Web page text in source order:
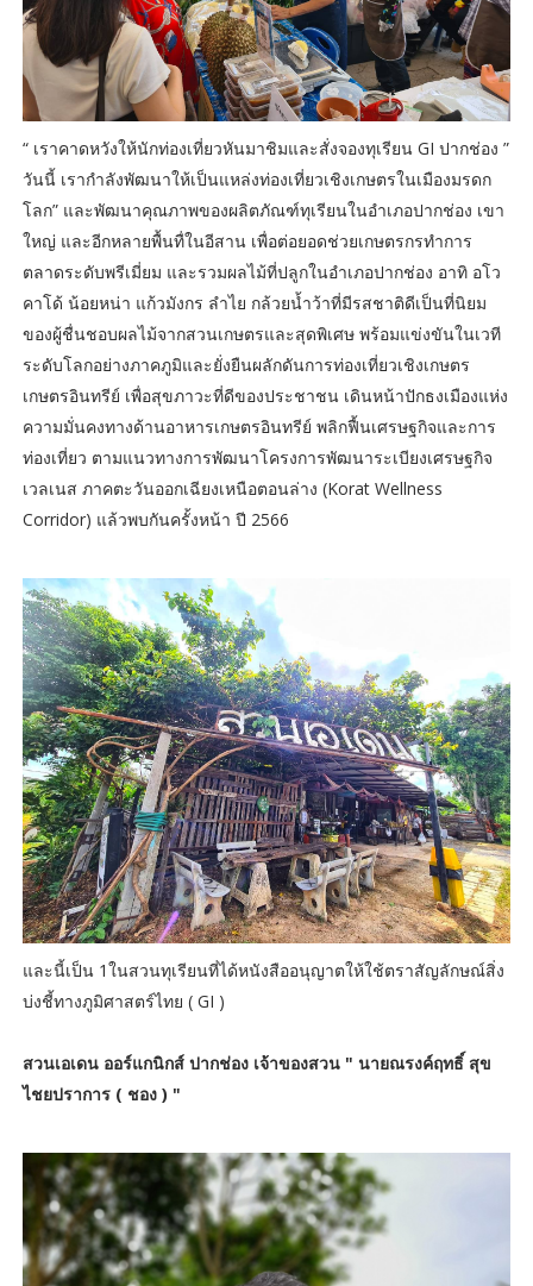
“ เราคาดหวังให้นักท่องเที่ยวหันมาชิมและสั่งจองทุเรียน GI ปากช่อง ”
วันนี้ เรากำลังพัฒนาให้เป็นแหล่งท่องเที่ยวเชิงเกษตรในเมืองมรดก
โลก” และพัฒนาคุณภาพของผลิตภัณฑ์ทุเรียนในอำเภอปากช่อง เขา
ใหญ่ และอีกหลายพื้นทื่ในอีสาน เพื่อต่อยอดช่วยเกษตรกรทำการ
ตลาดระดับพรีเมี่ยม และรวมผลไม้ที่ปลูกในอำเภอปากช่อง อาทิ อโว
คาโด้ น้อยหน่า แก้วมังกร ลำไย กล้วยน้ำว้าที่มีรสชาติดีเป็นที่นิยม
ของผู้ชื่นชอบผลไม้จากสวนเกษตรและสุดพิเศษ พร้อมแข่งขันในเวที
ระดับโลกอย่างภาคภูมิและยั่งยืนผลักดันการท่องเที่ยวเชิงเกษตร
เกษตรอินทรีย์ เพื่อสุขภาวะที่ดีของประชาชน เดินหน้าปักธงเมืองแห่ง
ความมั่นคงทางด้านอาหารเกษตรอินทรีย์ พลิกฟื้นเศรษฐกิจและการ
ท่องเที่ยว ตามแนวทางการพัฒนาโครงการพัฒนาระเบียงเศรษฐกิจ
เวลเนส ภาคตะวันออกเฉียงเหนือตอนล่าง (Korat Wellness
Corridor) แล้วพบกันครั้งหน้า ปี 2566
และนี้เป็น 1ในสวนทุเรียนที่ได้หนังสืออนุญาตให้ใช้ตราสัญลักษณ์สิ่ง
บ่งชี้ทางภูมิศาสตร์ไทย ( GI )
สวนเอเดน ออร์แกนิกส์ ปากช่อง เจ้าของสวน " นายณรงค์ฤทธิ์ สุข
ไชยปราการ ( ชอง ) "